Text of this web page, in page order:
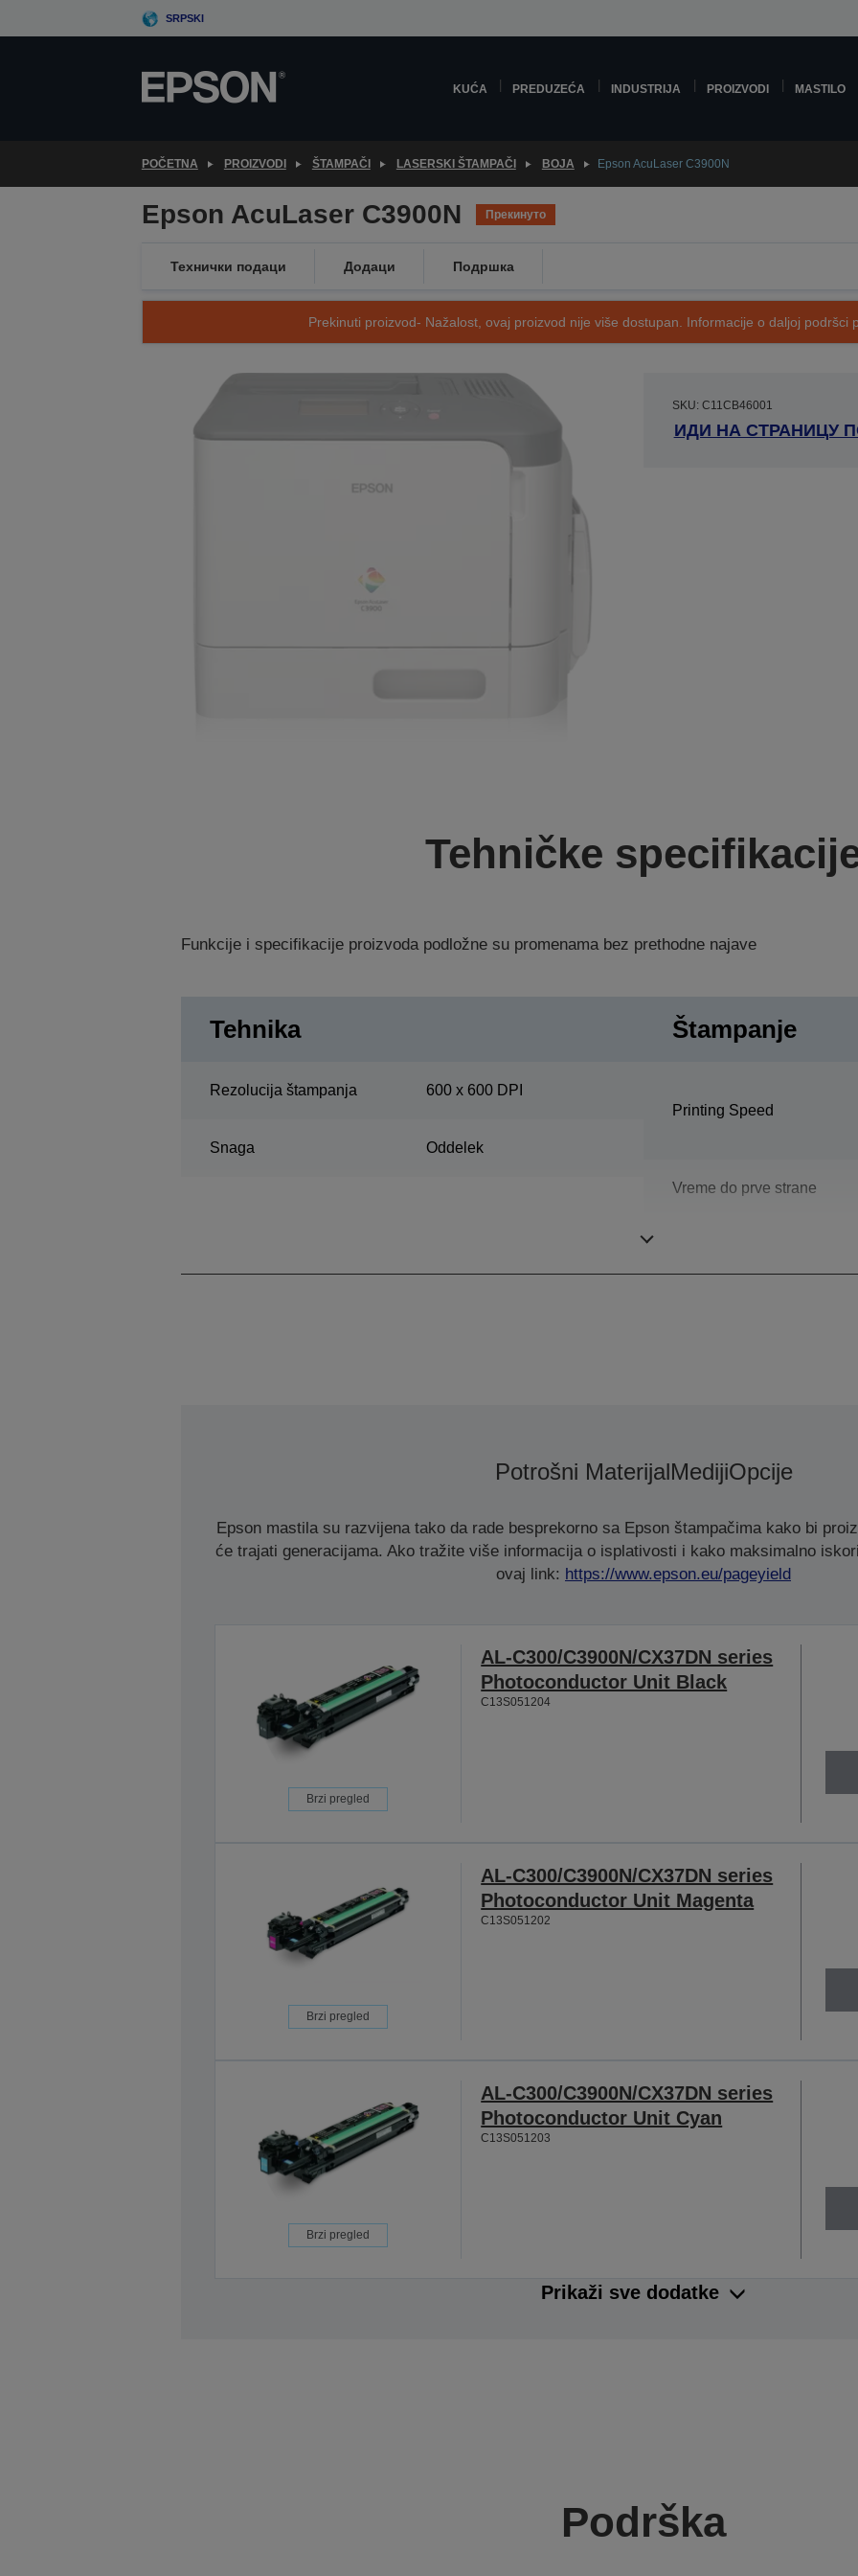
to
SRPSKI
KUĆA PREDUZEĆA INDUSTRIJA PROIZVODI MASTILO
POČETNA PROIZVODI ŠTAMPAČI LASERSKI ŠTAMPAČI BOJA Epson AcuLaser C3900N
Epson AcuLaser C3900N Прекинуто
Технички подаци Додаци Подршка
Prekinuti proizvod- Nažalost, ovaj proizvod nije više dostupan. Informacije o daljoj podršci
SKU: C11CB46001
ИДИ НА СТРАНИЦУ
Tehničke
Funkcije i specifikacije proizvoda podložne su promenama bez prethodne najave
Tehnika
Rezolucija štampanja 600 x 600 DPI
Snaga Oddelek
Štampanje
Printing Speed
Vreme do prve strane
Potrošni MaterijalMedijiOpcije
Epson mastila su razvijena tako da rade besprekorno sa Epson štampačima kako bi
će trajati generacijama. Ako tražite više informacija o isplativosti i kako maksimalno
ovaj link: https://www.epson.eu/pageyield
Brzi pregled
AL-C300/C3900N/CX37DN series
Photoconductor Unit Black
C13S051204
Brzi pregled
AL-C300/C3900N/CX37DN series
Photoconductor Unit Magenta
C13S051202
Brzi pregled
AL-C300/C3900N/CX37DN series
Photoconductor Unit Cyan
C13S051203
Prikaži sve dodatke
Podrška